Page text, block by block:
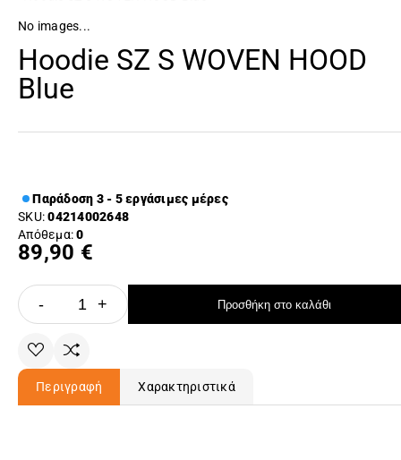
No images...
Hoodie SZ S WOVEN HOOD
Blue
Παράδοση 3 - 5 εργάσιμες μέρες
SKU:04214002648
Απόθεμα:0
89,90 €
- + Προσθήκη στο καλάθι
Περιγραφή Χαρακτηριστικά